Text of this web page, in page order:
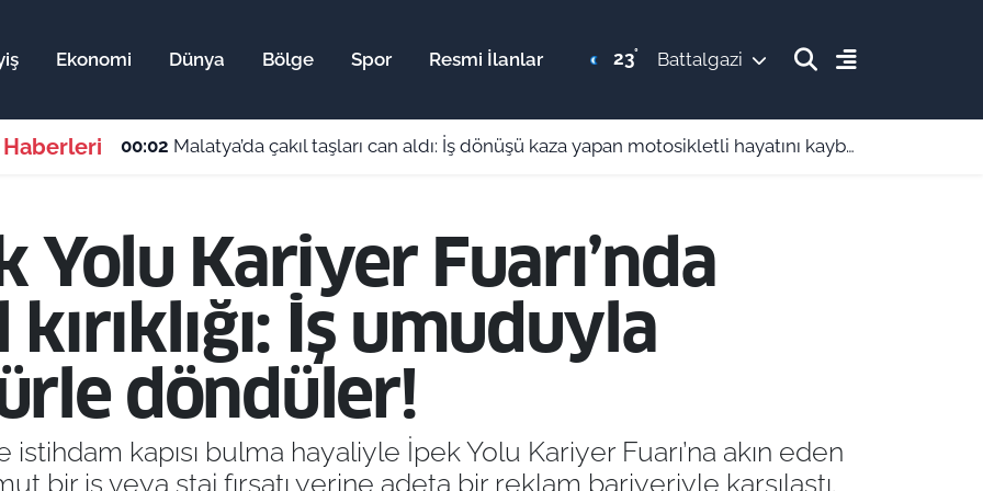
Ekonomi Dünya Bölge Spor Resmi İlanlar 23° Battalgazi
Haberleri 00:02 Malatya’da çakıl taşları can aldı: İş dönüşü kaza yapan motosikletli hayatını kaybetti
Yolu Kariyer Fuarı’nda
İş umuduyla
döndüler!
kapısı bulma hayaliyle İpek Yolu Kariyer Fuarı’na akın eden
bir iş veya staj fırsatı yerine adeta bir reklam bariyeriyle karşılaştı.